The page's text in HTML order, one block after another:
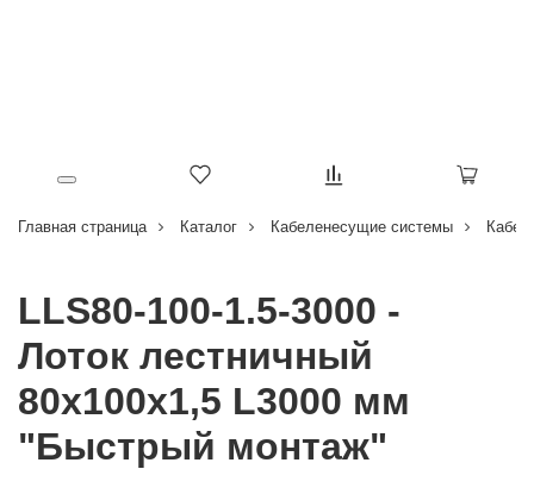
Главная страница Каталог Кабеленесущие системы
LLS80-100-1.5-3000 -
Лоток лестничный
80х100х1,5 L3000 мм
"Быстрый монтаж"